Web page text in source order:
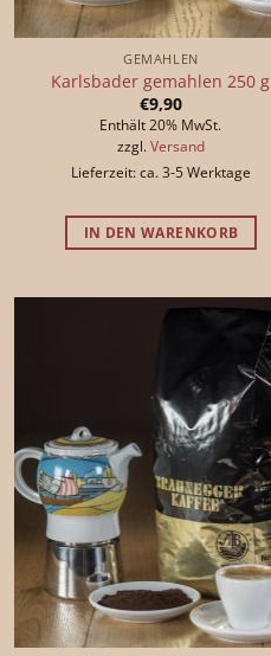
GEMAHLEN
Karlsbader gemahlen 250 g
€9,90
Enthält 20% MwSt.
zzgl. Versand
Lieferzeit: ca. 3-5 Werktage
IN DEN WARENKORB